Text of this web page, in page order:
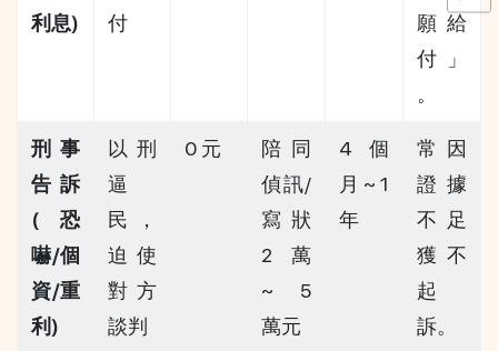
利息)
付
願給
付」
。
刑事
告訴
(恐
嚇/個
資/重
利)
以刑
逼
民，
迫使
對方
談判
0 元
陪同
偵訊/
寫狀
2 萬
~ 5
萬元
4 個
月 ~ 1
年
常因
證據
不足
獲不
起
訴。